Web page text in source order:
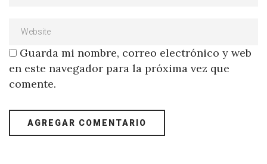
Guarda mi nombre, correo electrónico y web
en este navegador para la próxima vez que
comente.